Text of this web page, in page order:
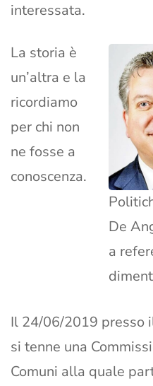
interessata.
De
a
La storia è
un’altra e la
ricordiamo
per chi non
ne fosse a
conoscenza.
Il 24/06/2019 presso
si tenne una
Comuni alla quale